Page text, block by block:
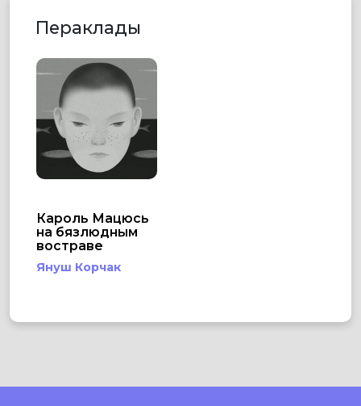
Пераклады
Кароль Мацюсь
на бязлюдным
востраве
Януш Корчак